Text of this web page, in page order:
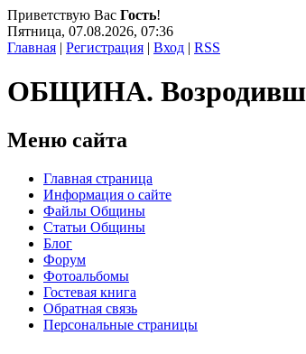
Приветствую Вас Гость!
Пятница, 07.08.2026, 07:36
Главная | Регистрация | Вход | RSS
ОБЩИНА.
Меню сайта
Главная страница
Информация о сайте
Файлы Общины
Статьи Общины
Блог
Форум
Фотоальбомы
Гостевая книга
Обратная связь
Персональные страницы